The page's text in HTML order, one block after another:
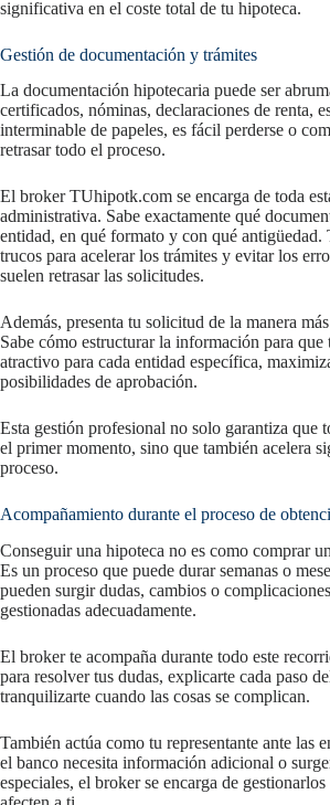
significativa en el coste total de tu hipoteca.
Gestión de documentación y trámites
La documentación hipotecaria puede ser
certificados, nóminas, declaraciones de renta,
interminable de papeles, es fácil perderse o
retrasar todo el proceso.
El broker TUhipotk.com se encarga de toda
administrativa. Sabe exactamente qué
entidad, en qué formato y con qué antigüedad.
trucos para acelerar los trámites y evitar los
suelen retrasar las solicitudes.
Además, presenta tu solicitud de la manera
Sabe cómo estructurar la información para
atractivo para cada entidad específica,
posibilidades de aprobación.
Esta gestión profesional no solo garantiza que
el primer momento, sino que también acelera
proceso.
Acompañamiento durante el proceso de
Conseguir una hipoteca no es como comprar
Es un proceso que puede durar semanas o
pueden surgir dudas, cambios o
gestionadas adecuadamente.
El broker te acompaña durante todo este
para resolver tus dudas, explicarte cada paso
tranquilizarte cuando las cosas se complican.
También actúa como tu representante ante las
el banco necesita información adicional o
especiales, el broker se encarga de